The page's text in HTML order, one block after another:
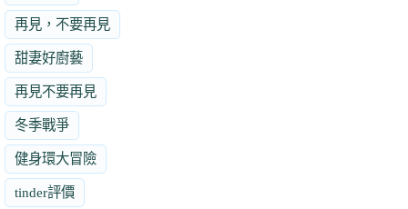
再見，不要再見
甜妻好廚藝
再見不要再見
冬季戰爭
健身環大冒險
tinder評價